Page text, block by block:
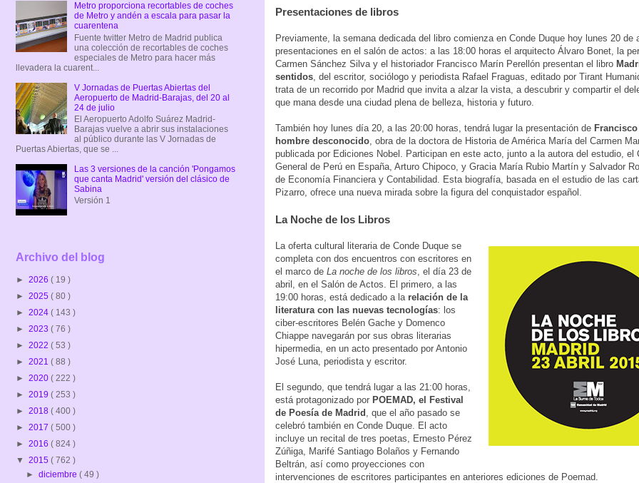
Presentaciones de libros
Previamente, la semana dedicada del libro comienza en Conde Duque hoy lunes 20 de
presentaciones en el salón de actos: a las 18:00 horas el arquitecto Álvaro Bonet, la
Carmen Sánchez Silva y el historiador Francisco Marín Perellón presentan el libro
sentidos , del escritor, sociólogo y periodista Rafael Fraguas, editado por Tirant
trata de un recorrido por Madrid que invita a alzar la vista, a descubrir y compartir el
que mana desde una ciudad plena de belleza, historia y futuro.
También hoy lunes día 20, a las 20:00 horas, tendrá lugar la presentación de
hombre desconocido , obra de la doctora de Historia de América María del Carmen
publicada por Ediciones Nobel. Participan en este acto, junto a la autora del estudio, el
General de Perú en España, Arturo Chipoco, y Gracia María Rubio Martín y Salvador
de Economía Financiera y Contabilidad. Esta biografía, basada en el estudio de las
Pizarro, ofrece una nueva mirada sobre la figura del conquistador español.
La Noche de los Libros
La oferta cultural literaria de Conde Duque se
completa con dos encuentros con escritores en
el marco de La noche de los libros , el día 23 de
abril, en el Salón de Actos. El primero, a las
19:00 horas, está dedicado a la relación de la
literatura con las nuevas tecnologías: los
ciber-escritores Belén Gache y Domenco
Chiappe navegarán por sus obras literarias
hipermedia, en un acto presentado por Antonio
José Luna, periodista y escritor.
El segundo, que tendrá lugar a las 21:00 horas,
está protagonizado por POEMAD, el Festival
de Poesía de Madrid
, que el año pasado se
celebró también en Conde Duque. El acto
incluye un recital de tres poetas, Ernesto Pérez
Zúñiga, Marifé Santiago Bolaños y Fernando
Beltrán, así como proyecciones con
intervenciones de escritores participantes en anteriores ediciones de Poemad.
Metro proporciona recortables de coches
de Metro y andén a escala para pasar la
cuarentena
Fuente twitter Metro de Madrid publica
una colección de recortables de coches
especiales de Metro para hacer más
llevadera la cuarent...
V Jornadas de Puertas Abiertas del
Aeropuerto de Madrid-Barajas, del 20 al
24 de julio
El Aeropuerto Adolfo Suárez Madrid-
Barajas vuelve a abrir sus instalaciones
al público durante las V Jornadas de
Puertas Abiertas, que se ...
Las 3 versiones de la canción 'Pongamos
que canta Madrid' versión del clásico de
Sabina
Versión 1
Archivo del blog
► 2026 ( 19 )
► 2025 ( 80 )
► 2024 ( 143 )
► 2023 ( 76 )
► 2022 ( 53 )
► 2021 ( 88 )
► 2020 ( 222 )
► 2019 ( 253 )
► 2018 ( 400 )
► 2017 ( 500 )
► 2016 ( 824 )
▼ 2015 ( 762 )
►diciembre( 49 )